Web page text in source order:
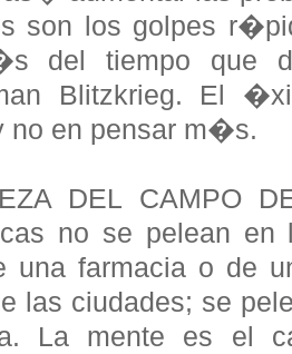
son los golpes
del tiempo que
Blitzkrieg. El
no en pensar m�s.
DEL CAMPO
no se pelean
una farmacia o de
las ciudades; se
La mente es el